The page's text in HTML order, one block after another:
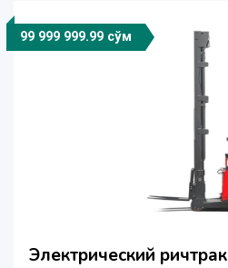
99 999 999.99 сўм
Электрический